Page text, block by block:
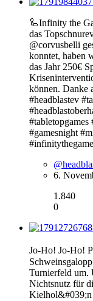
🦾Infinity the
das
@corvusbelli
konntet, haben
das Jahr 250€
können. Danke
#headblastev
#tabletopgames
#gamesnight
6.
1.840
0
Jo-Ho! Jo-Ho!
Turnierfeld um.
Nichtsnutz für
Kielhol&#039;n